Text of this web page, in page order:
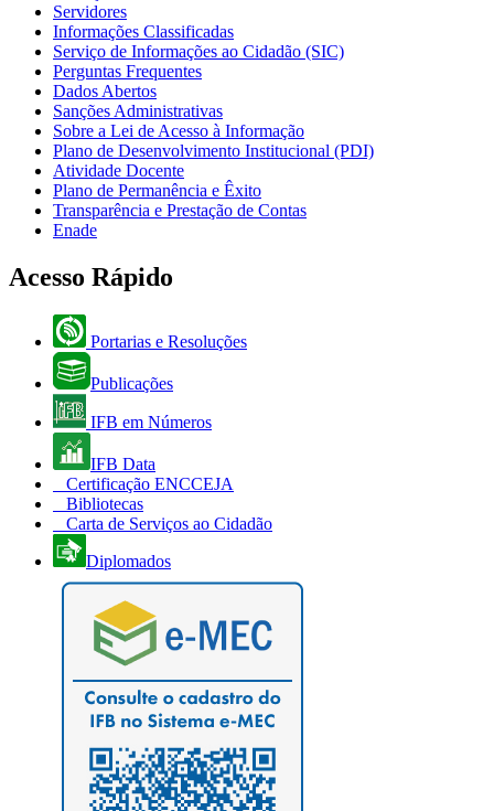
Servidores
Informações Classificadas
Serviço de Informações ao Cidadão (SIC)
Perguntas Frequentes
Dados Abertos
Sanções Administrativas
Sobre a Lei de Acesso à Informação
Plano de Desenvolvimento Institucional (PDI)
Atividade Docente
Plano de Permanência e Êxito
Transparência e Prestação de Contas
Enade
Acesso Rápido
Portarias e Resoluções
Publicações
IFB em Números
IFB Data
Certificação ENCCEJA
Bibliotecas
Carta de Serviços ao Cidadão
Diplomados